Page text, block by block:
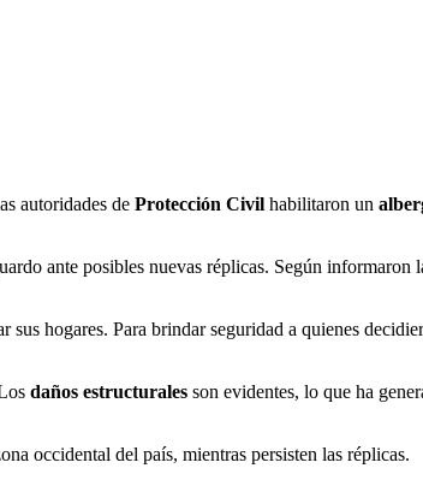
autoridades de Protección Civil habilitaron un
ante posibles nuevas réplicas. Según informaron
sus hogares. Para brindar seguridad a quienes
daños estructurales son evidentes, lo que ha
occidental del país, mientras persisten las réplicas.